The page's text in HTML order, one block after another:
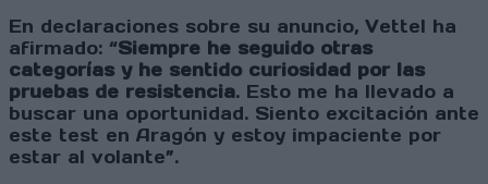
En declaraciones sobre su anuncio, Vettel ha
afirmado: “Siempre he seguido otras
categorías y he sentido curiosidad por las
pruebas de resistencia. Esto me ha llevado a
buscar una oportunidad. Siento excitación ante
este test en Aragón y estoy impaciente por
estar al volante”.